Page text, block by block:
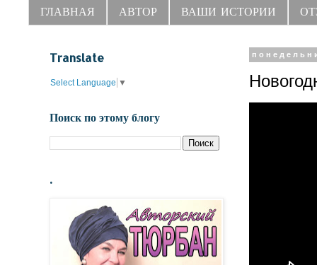
ГЛАВНАЯ АВТОР ВАШИ ИСТОРИИ
Translate
Select Language ▼
Поиск по этому блогу
.